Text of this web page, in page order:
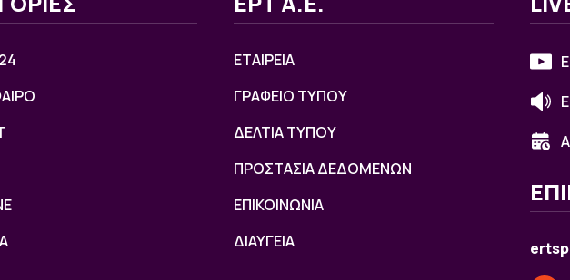
ΕΤΑΙΡΕΙΑ
ΓΡΑΦΕΙΟ ΤΥΠΟΥ
ΔΕΛΤΙΑ ΤΥΠΟΥ
ΠΡΟΣΤΑΣΙΑ ΔΕΔΟΜΕΝΩΝ
ΕΠΙΚΟΙΝΩΝΙΑ
ΔΙΑΥΓΕΙΑ